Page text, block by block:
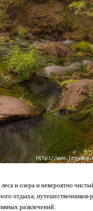
и озера и невероятно
отдыха,
развлечений.